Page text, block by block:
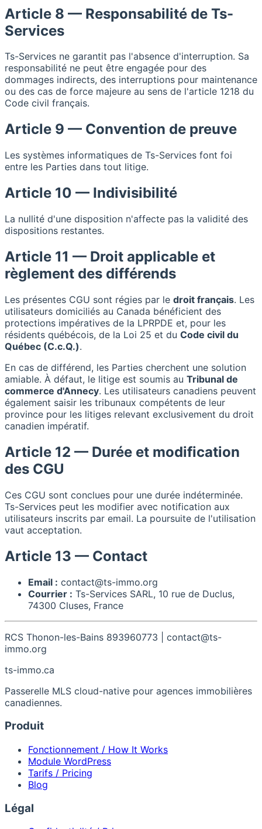
Article 8 — Responsabilité de Ts-
Services
Ts-Services ne garantit pas l'absence d'interruption. Sa
responsabilité ne peut être engagée pour des
dommages indirects, des interruptions pour maintenance
ou des cas de force majeure au sens de l'article 1218 du
Code civil français.
Article 9 — Convention de preuve
Les systèmes informatiques de Ts-Services font foi
entre les Parties dans tout litige.
Article 10 — Indivisibilité
La nullité d'une disposition n'affecte pas la validité des
dispositions restantes.
Article 11 — Droit applicable et
règlement des différends
Les présentes CGU sont régies par le droit français. Les
utilisateurs domiciliés au Canada bénéficient des
protections impératives de la LPRPDE et, pour les
résidents québécois, de la Loi 25 et du Code civil du
Québec (C.c.Q.).
En cas de différend, les Parties cherchent une solution
amiable. À défaut, le litige est soumis au Tribunal de
commerce d'Annecy. Les utilisateurs canadiens peuvent
également saisir les tribunaux compétents de leur
province pour les litiges relevant exclusivement du droit
canadien impératif.
Article 12 — Durée et modification
des CGU
Ces CGU sont conclues pour une durée indéterminée.
Ts-Services peut les modifier avec notification aux
utilisateurs inscrits par email. La poursuite de l'utilisation
vaut acceptation.
Article 13 — Contact
Email : contact@ts-immo.org
Courrier : Ts-Services SARL, 10 rue de Duclus,
74300 Cluses, France
RCS Thonon-les-Bains 893960773 | contact@ts-
immo.org
ts-immo.ca
Passerelle MLS cloud-native pour agences immobilières
canadiennes.
Produit
Fonctionnement / How It Works
Module WordPress
Tarifs / Pricing
Blog
Légal